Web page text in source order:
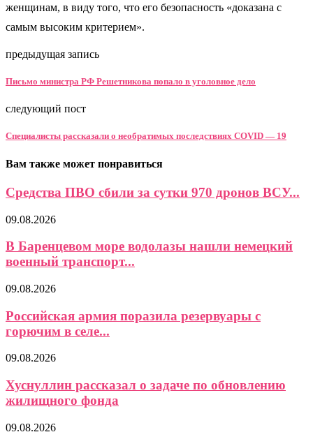
женщинам, в виду того, что его безопасность «доказана с
самым высоким критерием».
предыдущая запись
Письмо министра РФ Решетникова попало в уголовное дело
следующий пост
Специалисты рассказали о необратимых последствиях COVID — 19
Вам также может понравиться
Средства ПВО сбили за сутки 970 дронов ВСУ...
09.08.2026
В Баренцевом море водолазы нашли немецкий
военный транспорт...
09.08.2026
Российская армия поразила резервуары с
горючим в селе...
09.08.2026
Хуснуллин рассказал о задаче по обновлению
жилищного фонда
09.08.2026